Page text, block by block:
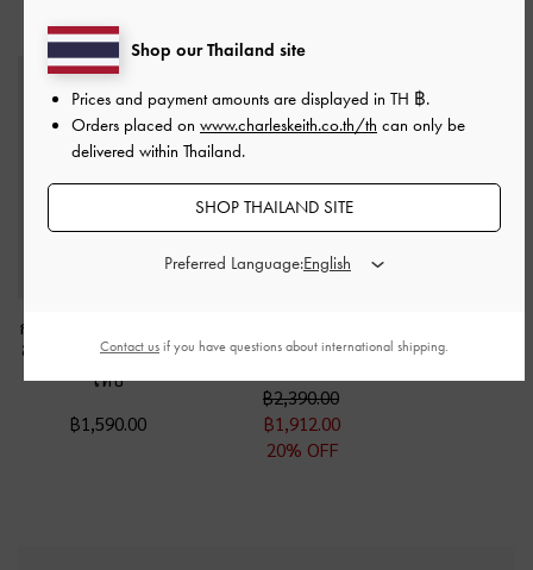
กระเป๋าสตางค์ใบสั้นแบบ
ซิปรอบรุ่น Everleigh-สี
โทป
฿1,590.00
ห่วงโลหะ-สีชอล์ค
฿2,390.00
฿1,912.00
20% OFF
Shop our Thailand site
Prices and payment amounts are displayed in TH ฿.
Orders placed on www.charleskeith.co.th/th can only be
delivered within Thailand.
SHOP THAILAND SITE
Preferred Language:
Contact us if you have questions about international shipping.